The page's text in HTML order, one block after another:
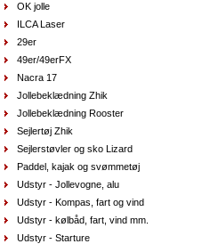
Top Musto, teknisk Rash vest, sort str. large
Handsker Musto - Winter Performance, lange fingre
DKK449,00
DKK336,75
OK jolle
ILCA Laser
29er
49er/49erFX
Nacra 17
Jollebeklædning Zhik
Jollebeklædning Rooster
Sejlertøj Zhik
Sejlerstøvler og sko Lizard
Paddel, kajak og svømmetøj
Udstyr - Jollevogne, alu
Udstyr - Kompas, fart og vind
Udstyr - kølbåd, fart, vind mm.
Udstyr - Starture